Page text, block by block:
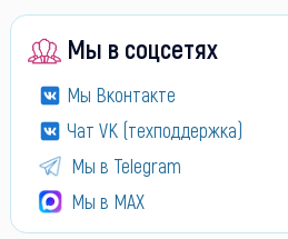
Мы в соцсетях
Мы Вконтакте
Чат VK (техподдержка)
Мы в Telegram
Мы в МАХ